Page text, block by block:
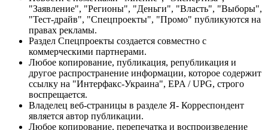
"Заявление", "Регионы", "Деньги", "Власть", "Выборы",
"Тест-драйв", "Спецпроекты", "Промо" публикуются на
правах рекламы.
Раздел Спецпроекты создается совместно с
коммерческими партнерами.
Любое копирование, публикация, републикация и
другое распространение информации, которое содержит
ссылку на "Интерфакс-Украина", EPA / UPG, строго
воспрещается.
Владелец веб-страницы в разделе Я- Корреспондент
является автор публикации.
Любое копирование, перепечатка и воспроизведение